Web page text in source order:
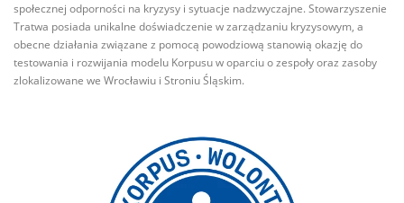
społecznej odporności na kryzysy i sytuacje nadzwyczajne. Stowarzyszenie
Tratwa posiada unikalne doświadczenie w zarządzaniu kryzysowym, a
obecne działania związane z pomocą powodziową stanowią okazję do
testowania i rozwijania modelu Korpusu w oparciu o zespoły oraz zasoby
zlokalizowane we Wrocławiu i Stroniu Śląskim.